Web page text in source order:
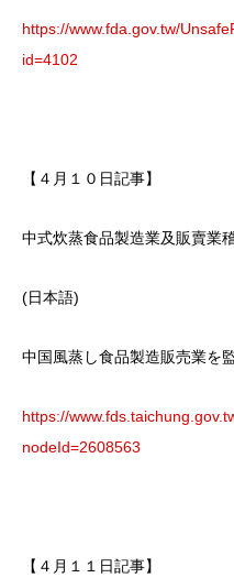
https://www.fda.gov.tw/
id=4102
【４月１０日記事】
中式炊蒸食品製造業及販賣業
(日本語)
中国風蒸し食品製造販売業を
https://
nodeId=2608563
【４月１１日記事】